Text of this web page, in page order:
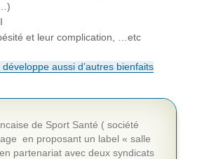
et leur complication, …etc
développe aussi d’autres bienfaits
de Sport Santé ( société
en proposant un label « salle
partenariat avec deux syndicats